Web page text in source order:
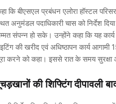
कि बीएसएल प्रबंधन एलोरा हॉस्टल
अनुमंडल पदाधिकारी चास को निर्देश
संपन्न हो सके। उन्होंने कहा कि यह
की खरीद एवं अधिष्ठापन कार्य
करने को कहा। इससे रात के समय सुरक्षा
की शिफ्टिंग दीपावली